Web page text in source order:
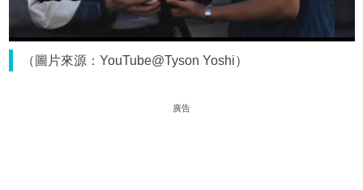
（圖片來源：YouTube@Tyson Yoshi）
廣告